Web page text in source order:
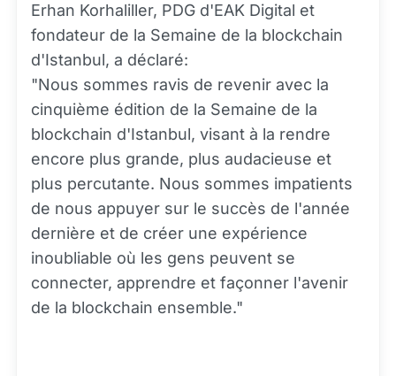
Erhan Korhaliller, PDG d'EAK Digital et
fondateur de la Semaine de la blockchain
d'Istanbul, a déclaré:
"Nous sommes ravis de revenir avec la
cinquième édition de la Semaine de la
blockchain d'Istanbul, visant à la rendre
encore plus grande, plus audacieuse et
plus percutante. Nous sommes impatients
de nous appuyer sur le succès de l'année
dernière et de créer une expérience
inoubliable où les gens peuvent se
connecter, apprendre et façonner l'avenir
de la blockchain ensemble."